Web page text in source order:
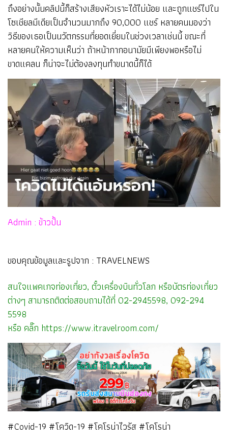
ถึงอย่างนั้นคลิปนี้ก็สร้างเสียงหัวเราะได้ไม่น้อย และถูกแชร์ไปใน
โซเชียลมีเดียเป็นจำนวนมากถึง 90,000 แชร์ หลายคนมองว่า
วิธีของเธอเป็นนวัตกรรมที่ยอดเยี่ยมในช่วงเวลาเช่นนี้ ขณะที่
หลายคนให้ความเห็นว่า ถ้าหน้ากากอนามัยมีเพียงพอหรือไม่
ขาดแคลน ก็น่าจะไม่ต้องลงทุนทำขนาดนี้ก็ได้
Admin : ข้าวปั้น
ขอบคุณข้อมูลและรูปจาก : TRAVELNEWS
สนใจแพคเกจท่องเที่ยว, ตั๋วเครื่องบินทั่วโลก หรือบัตรท่องเที่ยว
ต่างๆ สามารถติดต่อสอบถามได้ที่ 02-2945598, 092-294
5598
หรือ คลิ๊ก https://www.itravelroom.com/
#Covid-19 #โควิด-19 #โคโรน่าไวรัส #โคโรน่า